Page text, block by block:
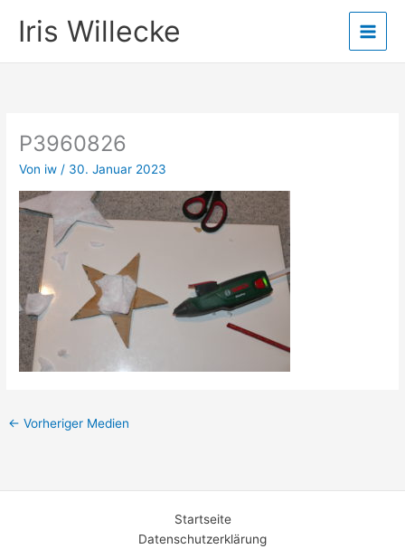
InhaltIris Willecke
P3960826
Von iw / 30. Januar 2023
← Vorheriger Medien
Startseite
Datenschutzerklärung